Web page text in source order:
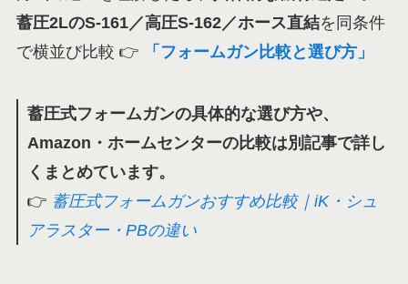
蓄圧2LのS-161／高圧S-162／ホース直結を同条件
で横並び比較 👉
「フォームガン比較と選び方」
蓄圧式フォームガンの具体的な選び方や、
Amazon・ホームセンターの比較は別記事で詳し
くまとめています。
👉 蓄圧式フォームガンおすすめ比較｜iK・シュ
アラスター・PBの違い